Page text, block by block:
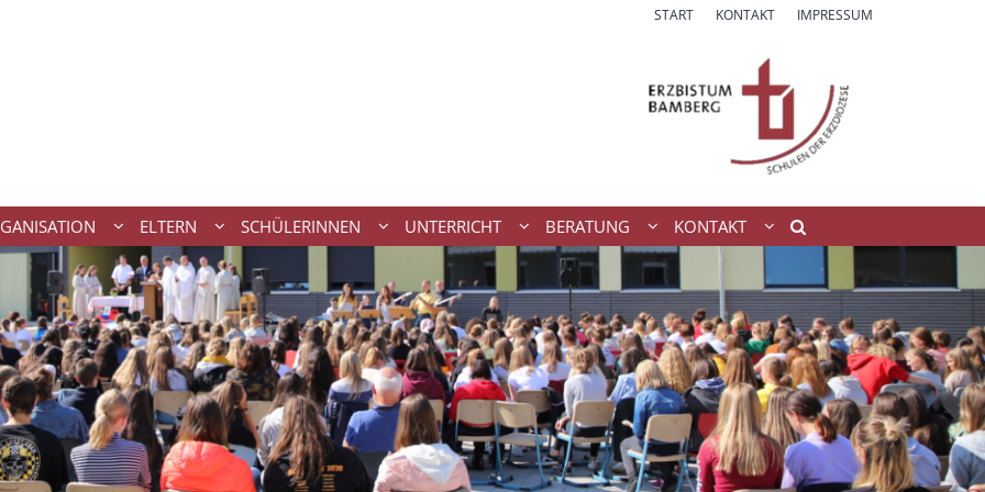
START KONTAKT IMPRESSUM
ELTERN SCHÜLERINNEN UNTERRICHT BERATUNG KONTAKT